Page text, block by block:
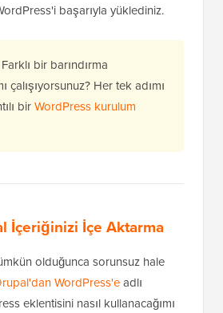
başarıyla yüklediniz.
Farklı bir barındırma
çalışıyorsunuz? Her tek adımı
birWordPress kurulum
İçeriğinizi İçe Aktarma
olduğunca sorunsuz hale
WordPress'eadlı
eklentisini nasıl kullanacağımı